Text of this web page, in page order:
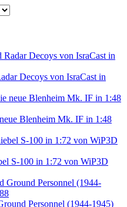
Decoys von IsraCast in
Blenheim Mk. IF in 1:48
S-100 in 1:72 von WiP3D
Personnel (1944-1945)